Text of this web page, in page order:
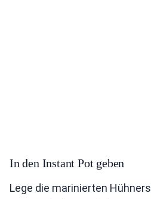
In den Instant Pot geben
Lege die marinierten